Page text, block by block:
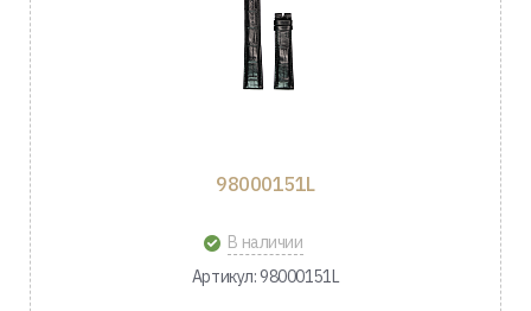
98000151L
В наличии
Артикул: 98000151L